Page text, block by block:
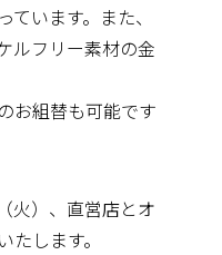
います。また、
ルフリー素材の金
お組替も可能です
火）、直営店とオ
します。